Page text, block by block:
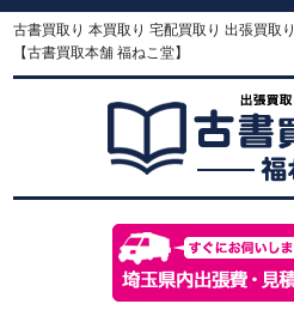
古書買取り 本買取り 宅配買取り 出張買取り
【古書買取本舗 福ねこ堂】